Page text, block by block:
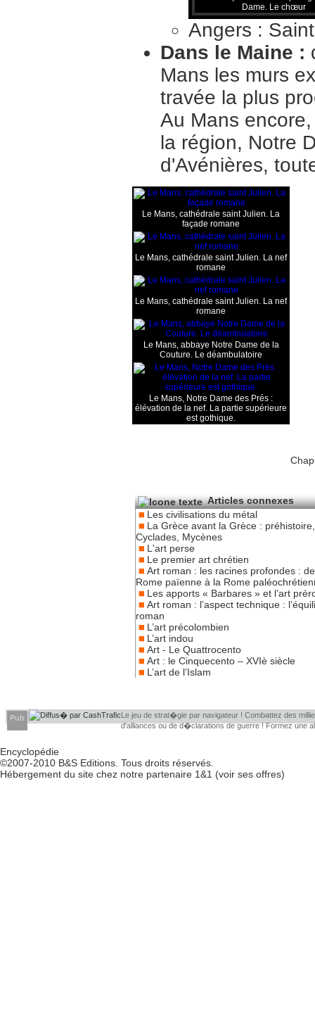
Dame. Le chœur
Angers :
Dans le Maine :
Mans les murs
travée la plus
Au Mans
la région, Notre
d'Avénières,
Le Mans, cathédrale saint Julien. La
façade romane
Le Mans, cathédrale saint Julien. La nef
romane
Le Mans, cathédrale saint Julien. La nef
romane
Le Mans, abbaye Notre Dame de la
Couture. Le déambulatoire
Le Mans, Notre Dame des Prés :
élévation de la nef. La partie supérieure
est gothique.
Articles connexes
Les civilisations du métal
La Grèce avant la Grèce :
Cyclades, Mycènes
L'art perse
Le premier art chrétien
Art roman : les racines profondes :
Rome païenne à la Rome
Les apports « Barbares » et l’art
Art roman : l’aspect technique :
roman
L’art précolombien
L’art indou
Art - Le Quattrocento
Art : le Cinquecento – XVIè siècle
L’art de l’Islam
Pub
Le jeu de strat�gie par navigateur ! Combattez des
d'alliances ou de d�clarations de guerre ! Formez une
Encyclopédie
©2007-2010 B&S Editions . Tous droits réservés.
Hébergement du site chez notre partenaire 1&1 (voir ses offres)